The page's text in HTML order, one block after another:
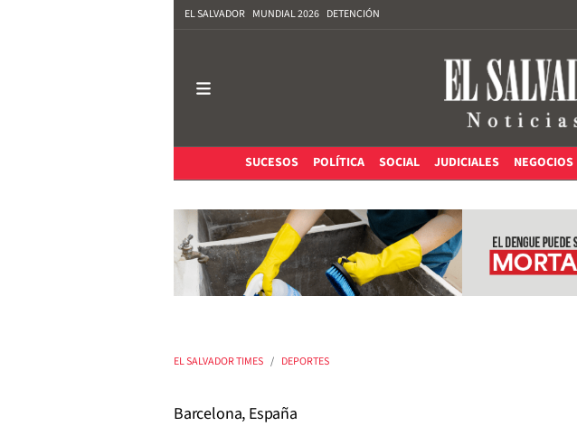
EL SALVADOR MUNDIAL 2026 DETENCIÓN
SUCESOS
POLÍTICA SOCIAL JUDICIALES NEGOCIOS
EL SALVADOR TIMES DEPORTES
Barcelona, España